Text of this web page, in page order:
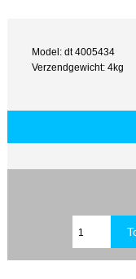
Model: dt 4005434
Verzendgewicht: 4kg